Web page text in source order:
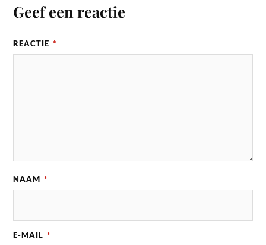
Geef een reactie
REACTIE *
NAAM *
E-MAIL *